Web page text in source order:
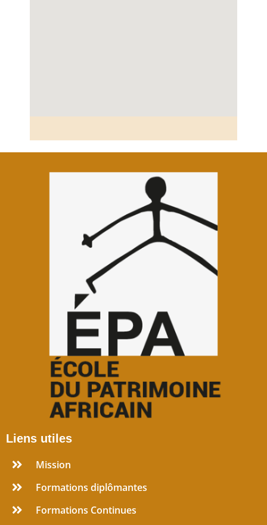
Liens utiles
Mission
Formations diplômantes
Formations Continues